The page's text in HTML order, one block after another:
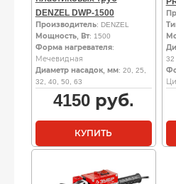
DENZEL DWP-1500
Производитель: DENZEL
Мощность, Вт: 1500
Форма нагревателя:
Мечевидная
Диаметр насадок, мм: 20, 25,
32, 40, 50, 63
4150руб.
КУПИТЬ
32